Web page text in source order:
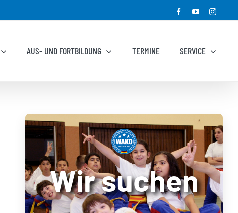
FacebookYouTube
AUS- UND FORTBILDUNG TERMINE SERVICE
Wir suchen